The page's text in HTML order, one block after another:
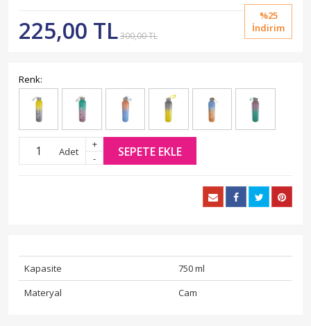
%25
İndirim
225,00 TL300,00 TL
Renk:
Adet
+
-
SEPETE EKLE
Kapasite
750 ml
Materyal
Cam